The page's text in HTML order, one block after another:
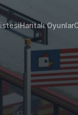
Haritalı Oyunlar